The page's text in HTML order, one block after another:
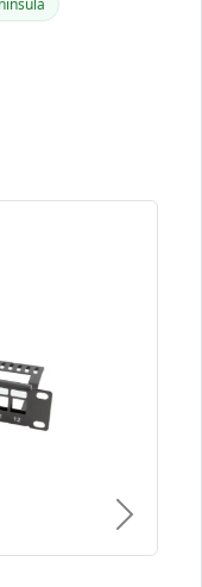
Next